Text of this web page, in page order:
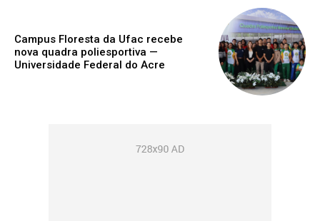
Campus Floresta da Ufac recebe
nova quadra poliesportiva —
Universidade Federal do Acre